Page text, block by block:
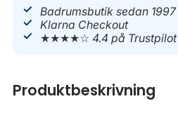
Badrumsbutik sedan 1997
Klarna Checkout
★★★★☆4.4 på Trustpilot
Produktbeskrivning